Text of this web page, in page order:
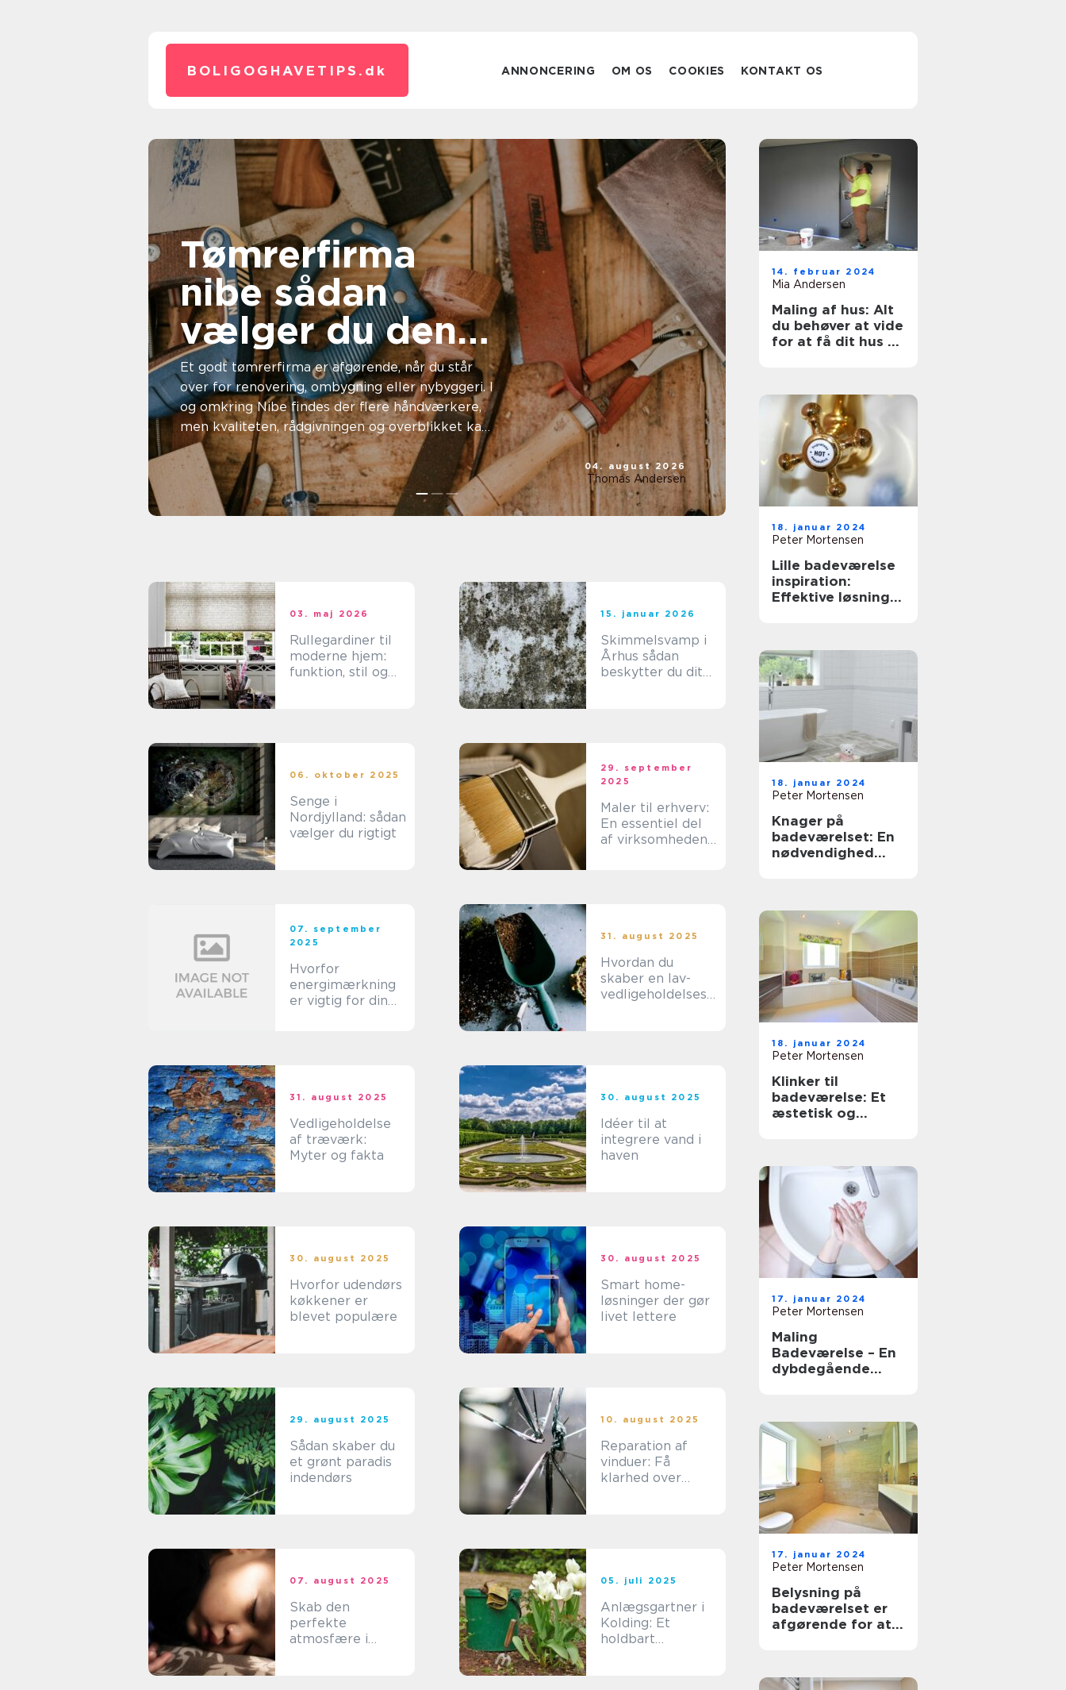
BOLIGOGHAVETIPS. dk ANNONCERING OM OS COOKIES KONTAKT OS
Tømrerfirma
nibe sådan
vælger du den
rette
samarbejdspart
ner
Et godt tømrerfirma er afgørende, når du står
over for renovering, ombygning eller nybyggeri. I
og omkring Nibe findes der flere håndværkere,
men kvaliteten, rådgivningen og overblikket kan
variere me...
04. august 2026
Thomas Andersen
Gulvslibning
forvandler
slidte trægulve
bliver nusset, ridset og mørkt, kan en
professionel behandling ofte g...
03. maj 2026
Rullegardiner til
moderne hjem:
funktion, stil og
15. januar 2026
Skimmelsvamp i
Århus sådan
beskytter du dit
06. oktober 2025
Senge i
Nordjylland: sådan
vælger du rigtigt
29. september
2025
Maler til erhverv:
En essentiel del
af virksomhedens
07. september
2025
Hvorfor
energimærkning
er vigtig for din
31. august 2025
Hvordan du
skaber en lav-
vedligeholdelses
31. august 2025
Vedligeholdelse
af træværk:
Myter og fakta
30. august 2025
Idéer til at
integrere vand i
haven
30. august 2025
Hvorfor udendørs
køkkener er
blevet populære
30. august 2025
Smart home-
løsninger der gør
livet lettere
29. august 2025
Sådan skaber du
et grønt paradis
indendørs
10. august 2025
Reparation af
vinduer: Få
klarhed over
07. august 2025
Skab den
perfekte
atmosfære i
05. juli 2025
Anlægsgartner i
Kolding: Et
holdbart
14. februar 2024
Mia Andersen
Maling af hus: Alt
du behøver at vide
for at få dit hus til
18. januar 2024
Peter Mortensen
Lille badeværelse
inspiration:
Effektive løsninger
18. januar 2024
Peter Mortensen
Knager på
badeværelset: En
nødvendighed
18. januar 2024
Peter Mortensen
Klinker til
badeværelse: Et
æstetisk og
17. januar 2024
Peter Mortensen
Maling
Badeværelse – En
dybdegående
17. januar 2024
Peter Mortensen
Belysning på
badeværelset er
afgørende for at